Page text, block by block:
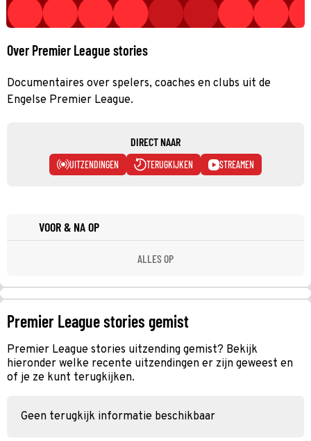
Over Premier League stories
Documentaires over spelers, coaches en clubs uit de
Engelse Premier League.
DIRECT NAAR
UITZENDINGEN TERUGKIJKEN STREAMEN
VOOR & NA OP
ALLES OP
Premier League stories gemist
Premier League stories uitzending gemist? Bekijk
hieronder welke recente uitzendingen er zijn geweest en
of je ze kunt terugkijken.
Geen terugkijk informatie beschikbaar